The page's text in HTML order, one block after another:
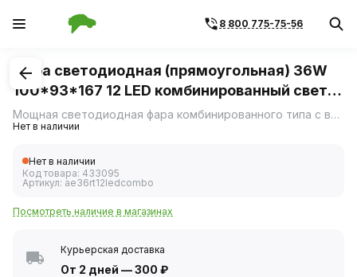
8 800 775-75-56
1/3
Фара светодиодная (прямоугольная) 36W
100*93*167 12 LED комбинированный свет
10-30V (АвтоЭлектрика)
Мощная светодиодная фара комбинированного типа с возможностью переключения между направленным и рассеянным светом.
Нет в наличии
Нет в наличии
Код товара: 433095
Артикул: ae36rt12ledcombo
Посмотреть наличие в магазинах
Курьерская доставка
От 2 дней —300 ₽